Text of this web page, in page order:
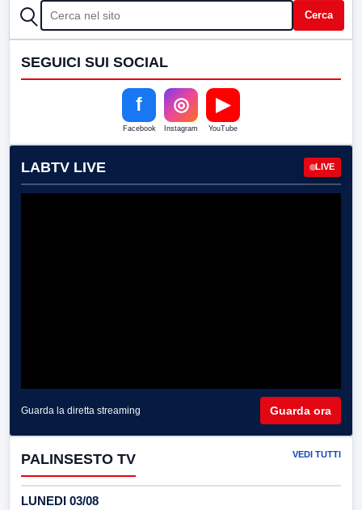
CERCA Cerca
SEGUICI SUI SOCIAL
f
Facebook
◎
Instagram
▶
YouTube
LABTV LIVE LIVE
Guarda la diretta streaming Guarda ora
PALINSESTO TV VEDI TUTTI
LUNEDI 03/08